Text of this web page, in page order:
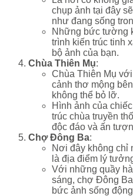
chụp ảnh tại đây
như đang sống
Những bức tường
trình kiến trúc tinh
bộ ảnh của bạn.
Chùa Thiên Mụ:
Chùa Thiên Mụ
cảnh thơ mộng
không thể bỏ lỡ.
Hình ảnh của
trúc chùa truyền
độc đáo và ấn
Chợ Đông Ba:
Nơi đây không chỉ
là địa điểm lý
Với những quầy
sáng, chợ Đông
bức ảnh sống